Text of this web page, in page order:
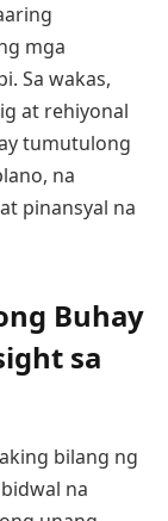
mga
Sa wakas,
at rehiyonal
tumutulong
na
pinansyal na
Buhay
sa
bilang ng
na